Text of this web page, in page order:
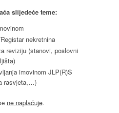
slijedeće teme:
nekretnina
reviziju (stanovi, poslovni
imovinom JLP(R)S
rasvjeta,…)
ne naplaćuje.